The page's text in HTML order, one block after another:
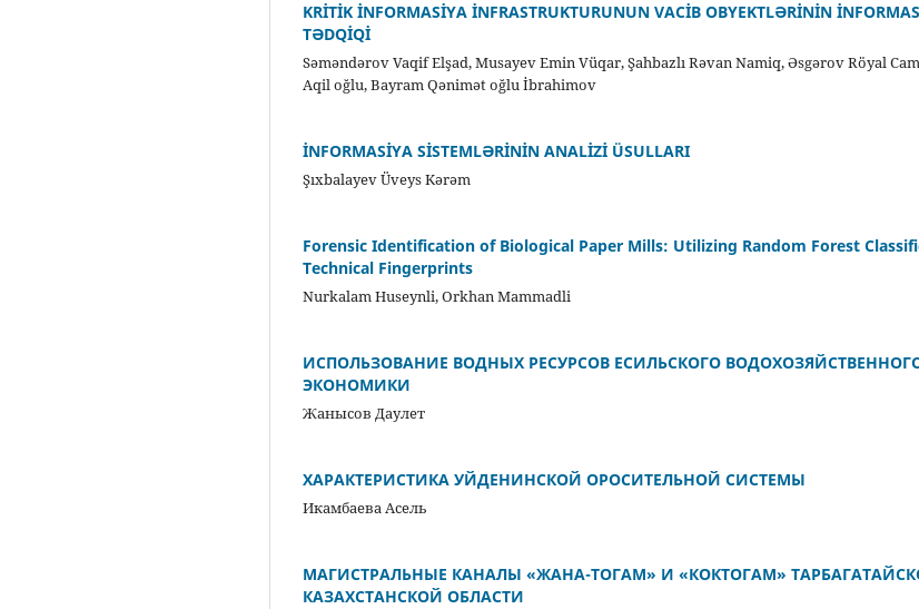
KRİTİK İNFORMASİYA İNFRASTRUKTURUNUN VACİB OBYEKTLƏRİNİN
TƏDQİQİ
Səməndərov Vaqif Elşad, Musayev Emin Vüqar, Şahbazlı Rəvan Namiq, Əsgərov Röyal
Aqil oğlu, Bayram Qənimət oğlu İbrahimov
İNFORMASİYA SİSTEMLƏRİNİN ANALİZİ ÜSULLARI
Şıxbalayev Üveys Kərəm
Forensic Identification of Biological Paper Mills: Utilizing Random Forest
Technical Fingerprints
Nurkalam Huseynli, Orkhan Mammadli
ИСПОЛЬЗОВАНИЕ ВОДНЫХ РЕСУРСОВ ЕСИЛЬСКОГО
ЭКОНОМИКИ
Жанысов Даулет
ХАPАКТЕPИСТИКА УЙДЕНИНСКОЙ ОРОСИТЕЛЬНОЙ СИСТЕМЫ
Икамбаева Асель
МАГИСТРАЛЬНЫЕ КАНАЛЫ «ЖАНА-ТОГАМ» И «КОКТОГАМ»
КАЗАХСТАНСКОЙ ОБЛАСТИ